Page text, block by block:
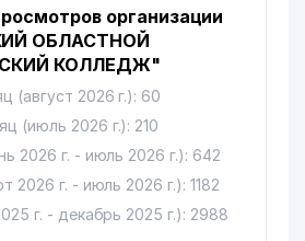
организации
ОБЛАСТНОЙ
КОЛЛЕДЖ"
(август 2026 г.): 60
(июль 2026 г.): 210
2026 г. - июль 2026 г.): 642
2026 г. - июль 2026 г.): 1182
г. - декабрь 2025 г.): 2988